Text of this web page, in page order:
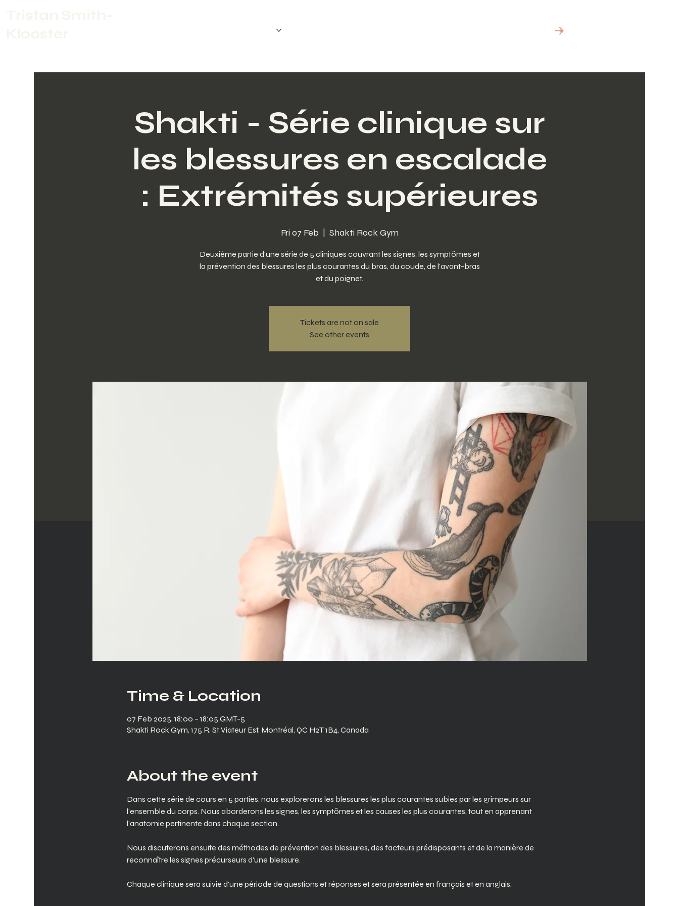
Conditions
Shakti - Série clinique sur
les blessures en escalade
: Extrémités supérieures
Fri 07 Feb
  |
Shakti Rock Gym
Deuxième partie d'une série de 5 cliniques couvrant les signes, les symptômes et
la prévention des blessures les plus courantes du bras, du coude, de l'avant-bras
et du poignet.
Tickets are not on sale
See other events
Time & Location
07 Feb 2025, 18:00 – 18:05 GMT-5
Shakti Rock Gym, 175 R. St Viateur Est, Montréal, QC H2T 1B4, Canada
About the event
Dans cette série de cours en 5 parties, nous explorerons les blessures les plus courantes subies par les grimpeurs sur
l'ensemble du corps. Nous aborderons les signes, les symptômes et les causes les plus courantes, tout en apprenant
l'anatomie pertinente dans chaque section.
Nous discuterons ensuite des méthodes de prévention des blessures, des facteurs prédisposants et de la manière de
reconnaître les signes précurseurs d'une blessure.
Chaque clinique sera suivie d'une période de questions et réponses et sera présentée en français et en anglais.